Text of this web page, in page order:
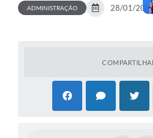
Tributação
Plano de Contratações Anual
Portal da Privacidade
ADMINISTRAÇÃO 28/01/